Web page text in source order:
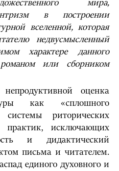
мира,
в построении
вселенной, которая
недвусмысленный
характере данного
или сборником
оценка
как «сплошного
риторических
практик, исключающих
и дидактический
письма и читателем.
единого духовного и